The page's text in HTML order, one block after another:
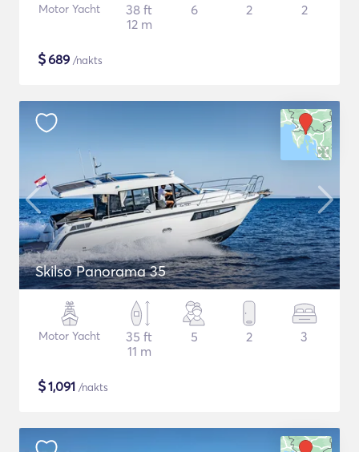
Motor Yacht
38 ft
12 m
6 2 2
$689 /nakts
Skilso Panorama 35
Motor Yacht
35 ft
11 m
5 2 3
$1,091 /nakts